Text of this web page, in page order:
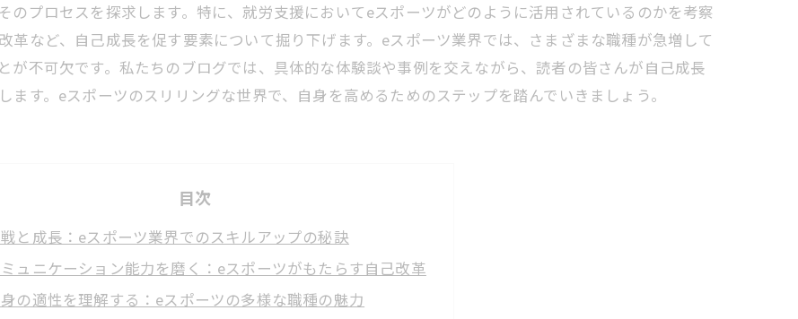
のプロセスを探求します。特に、就労支援においてeスポーツがどのように活用されているのかを考察
革など、自己成長を促す要素について掘り下げます。eスポーツ業界では、さまざまな職種が急増して
が不可欠です。私たちのブログでは、具体的な体験談や事例を交えながら、読者の皆さんが自己成長
す。eスポーツのスリリングな世界で、自身を高めるためのステップを踏んでいきましょう。
目次
と成長：eスポーツ業界でのスキルアップの秘訣
ュニケーション能力を磨く：eスポーツがもたらす自己改革
の適性を理解する：eスポーツの多様な職種の魅力